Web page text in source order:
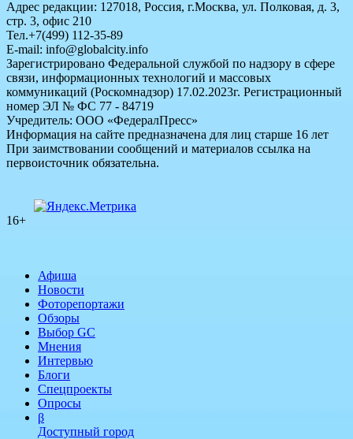
Адрес редакции: 127018, Россия, г.Москва, ул. Полковая, д. 3,
стр. 3, офис 210
Тел.+7(499) 112-35-89
E-mail: info@globalcity.info
Зарегистрировано Федеральной службой по надзору в сфере
связи, информационных технологий и массовых
коммуникаций (Роскомнадзор) 17.02.2023г. Регистрационный
номер ЭЛ № ФС 77 - 84719
Учредитель: ООО «ФедералПресс»
Информация на сайте предназначена для лиц старше 16 лет
При заимствовании сообщений и материалов ссылка на
первоисточник обязательна.
16+
Афиша
Новости
Фоторепортажи
Обзоры
Выбор GC
Мнения
Интервью
Блоги
Спецпроекты
Опросы
β
Доступный город